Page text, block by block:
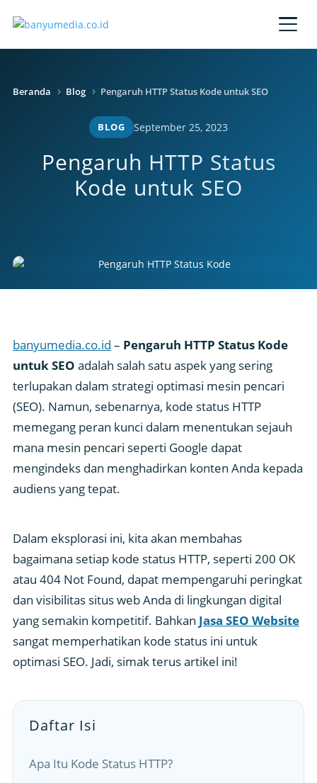
Beranda Blog Pengaruh HTTP Status Kode untuk SEO
BLOG September 25, 2023
Pengaruh HTTP Status
Kode untuk SEO
banyumedia.co.id – Pengaruh HTTP Status Kode
untuk SEO adalah salah satu aspek yang sering
terlupakan dalam strategi optimasi mesin pencari
(SEO). Namun, sebenarnya, kode status HTTP
memegang peran kunci dalam menentukan sejauh
mana mesin pencari seperti Google dapat
mengindeks dan menghadirkan konten Anda kepada
audiens yang tepat.
Dalam eksplorasi ini, kita akan membahas
bagaimana setiap kode status HTTP, seperti 200 OK
atau 404 Not Found, dapat mempengaruhi peringkat
dan visibilitas situs web Anda di lingkungan digital
yang semakin kompetitif. Bahkan Jasa SEO Website
sangat memperhatikan kode status ini untuk
optimasi SEO. Jadi, simak terus artikel ini!
Daftar Isi
Apa Itu Kode Status HTTP?